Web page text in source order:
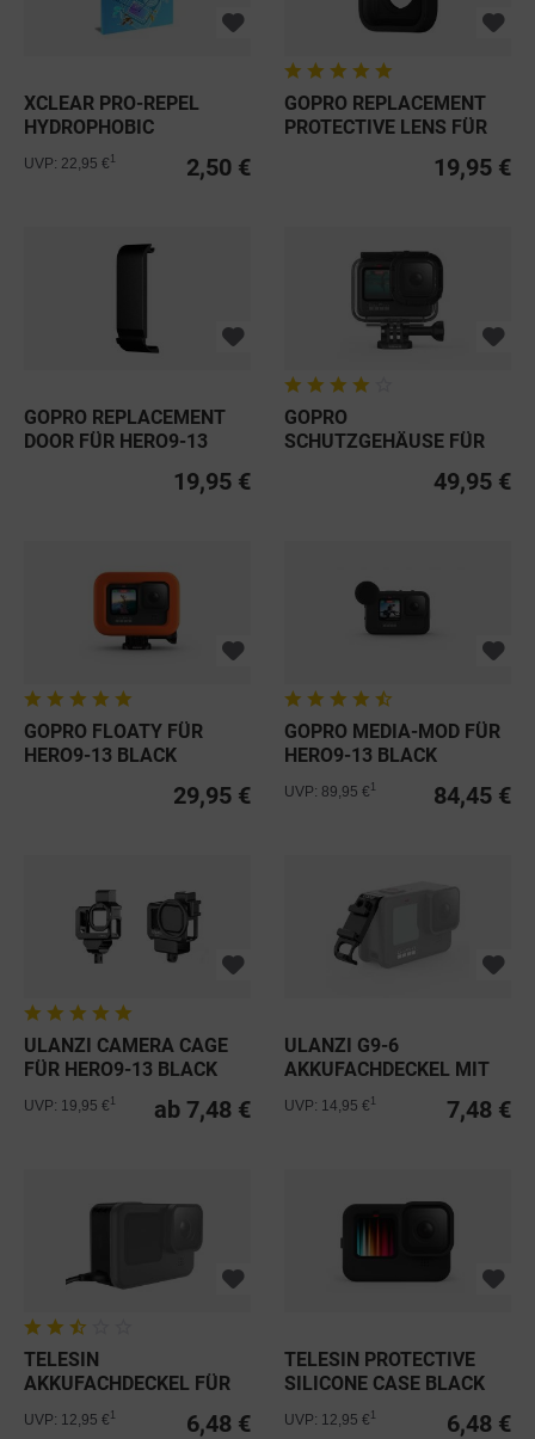
XCLEAR PRO-REPEL
HYDROPHOBIC
PROTECTOR FÜR...
2,50 €
UVP: 22,95 € 1
GOPRO REPLACEMENT
PROTECTIVE LENS FÜR
19,95 €
GOPRO REPLACEMENT
DOOR FÜR HERO9-13
19,95 €
GOPRO
SCHUTZGEHÄUSE FÜR
49,95 €
GOPRO FLOATY FÜR
HERO9-13 BLACK
29,95 €
GOPRO MEDIA-MOD FÜR
HERO9-13 BLACK
84,45 €
UVP: 89,95 € 1
ULANZI CAMERA CAGE
FÜR HERO9-13 BLACK
ab 7,48 €
UVP: 19,95 € 1
ULANZI G9-6
AKKUFACHDECKEL MIT
1/4-ZOLL- UND...
7,48 €
UVP: 14,95 € 1
TELESIN
AKKUFACHDECKEL FÜR
DAUERSTROMVERSORGUNG...
6,48 €
UVP: 12,95 € 1
TELESIN PROTECTIVE
SILICONE CASE BLACK
6,48 €
UVP: 12,95 € 1